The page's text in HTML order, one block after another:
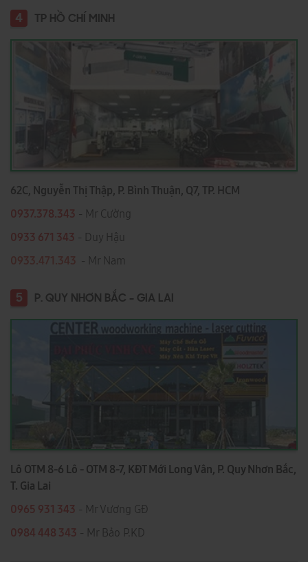
4 TP HỒ CHÍ MINH
62C, Nguyễn Thị Thập, P. Bình Thuận, Q7, TP. HCM
0937.378.343 - Mr Cường
0933 671 343 - Duy Hậu
0933.471.343 - Mr Nam
5 P. QUY NHƠN BẮC - GIA LAI
Lô OTM 8-6 Lô - OTM 8-7, KĐT Mới Long Vân, P. Quy Nhơn Bắc,
T. Gia Lai
0965 931 343 - Mr Vương GĐ
0984 448 343 - Mr Bảo P.KD